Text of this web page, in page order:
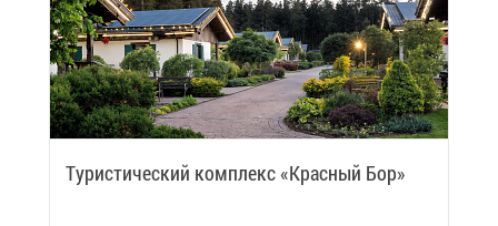
Ту­ри­сти­че­ский ком­плекс «Крас­ный Бор»